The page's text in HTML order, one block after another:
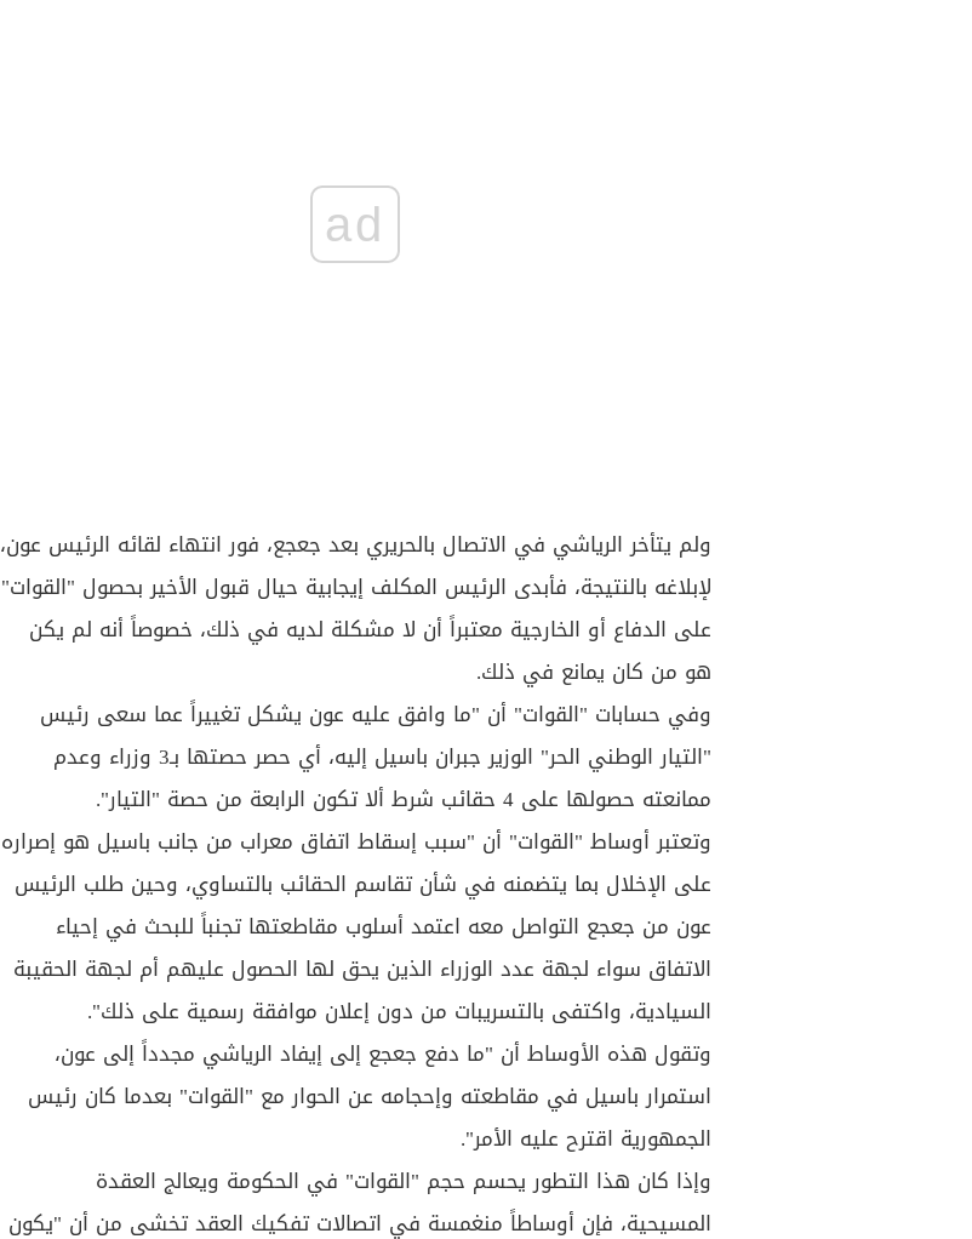
ad
ولم يتأخر الرياشي في الاتصال بالحريري بعد جعجع، فور انتهاء لقائه الرئيس عون،
لإبلاغه بالنتيجة، فأبدى الرئيس المكلف إيجابية حيال قبول الأخير بحصول "القوات"
على الدفاع أو الخارجية معتبراً أن لا مشكلة لديه في ذلك، خصوصاً أنه لم يكن
هو من كان يمانع في ذلك.
وفي حسابات "القوات" أن "ما وافق عليه عون يشكل تغييراً عما سعى رئيس
"التيار الوطني الحر" الوزير جبران باسيل إليه، أي حصر حصتها بـ3 وزراء وعدم
ممانعته حصولها على 4 حقائب شرط ألا تكون الرابعة من حصة "التيار".
وتعتبر أوساط "القوات" أن "سبب إسقاط اتفاق معراب من جانب باسيل هو إصراره
على الإخلال بما يتضمنه في شأن تقاسم الحقائب بالتساوي، وحين طلب الرئيس
عون من جعجع التواصل معه اعتمد أسلوب مقاطعتها تجنباً للبحث في إحياء
الاتفاق سواء لجهة عدد الوزراء الذين يحق لها الحصول عليهم أم لجهة الحقيبة
السيادية، واكتفى بالتسريبات من دون إعلان موافقة رسمية على ذلك".
وتقول هذه الأوساط أن "ما دفع جعجع إلى إيفاد الرياشي مجدداً إلى عون،
استمرار باسيل في مقاطعته وإحجامه عن الحوار مع "القوات" بعدما كان رئيس
الجمهورية اقترح عليه الأمر".
وإذا كان هذا التطور يحسم حجم "القوات" في الحكومة ويعالج العقدة
المسيحية، فإن أوساطاً منغمسة في اتصالات تفكيك العقد تخشى من أن "يكون